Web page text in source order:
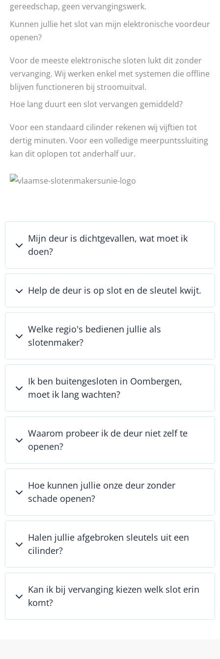
gereedschap, geen vervangingswerk.
Kunnen jullie het slot van mijn elektronische voordeur
openen?
Voor de meeste elektronische sloten lukt dit zonder
vervanging. Wij werken enkel met systemen die offline
blijven functioneren bij stroomuitval.
Hoe lang duurt een slot vervangen gemiddeld?
Voor een standaard cilinder rekenen wij vijftien tot
dertig minuten. Voor een volledige meerpuntssluiting
kan dit oplopen tot anderhalf uur.
Mijn deur is dichtgevallen, wat moet ik
doen?
Help de deur is op slot en de sleutel kwijt.
Welke regio's bedienen jullie als
slotenmaker?
Ik ben buitengesloten in Oombergen,
moet ik lang wachten?
Waarom probeer ik de deur niet zelf te
openen?
Hoe kunnen jullie onze deur zonder
schade openen?
Halen jullie afgebroken sleutels uit een
cilinder?
Kan ik bij vervanging kiezen welk slot erin
komt?